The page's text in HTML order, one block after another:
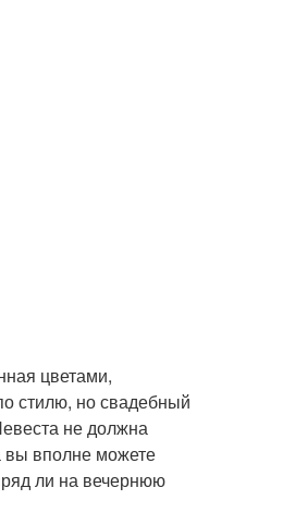
цветами,
стилю, но свадебный
не должна
вы вполне можете
ли на вечернюю